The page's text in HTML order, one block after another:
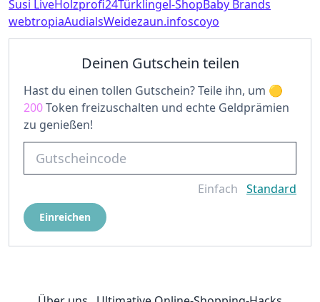
Susi LiveHolzprofi24Türklingel-ShopBaby Brands
webtropiaAudialsWeidezaun.infoscoyo
Deinen Gutschein teilen
Hast du einen tollen Gutschein? Teile ihn, um
200Token freizuschalten und echte Geldprämien
zu genießen!
Einfach Standard
Einreichen